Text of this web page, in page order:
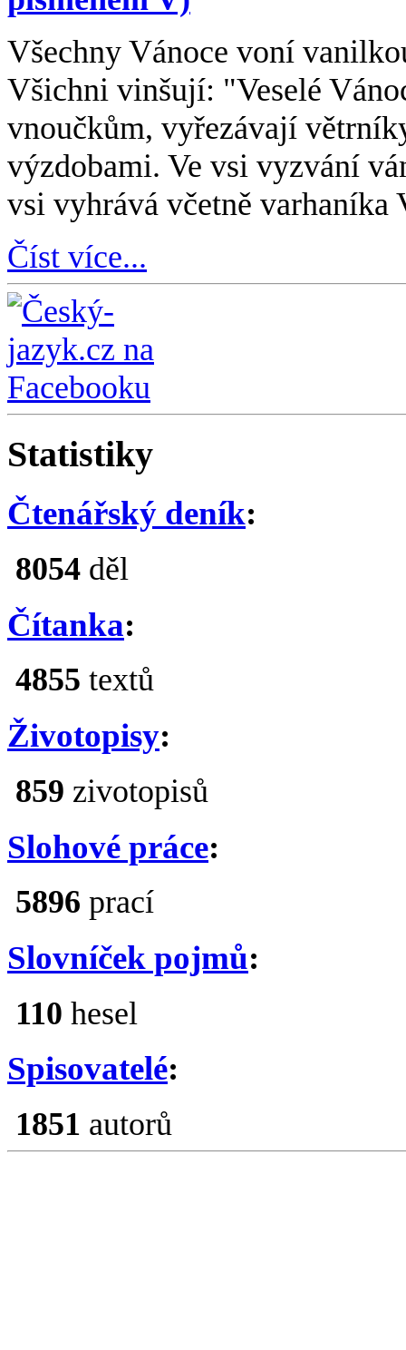
Všechny Vánoce voní
Všichni vinšují: "Veselé
vnoučkům, vyřezávají
výzdobami. Ve vsi vyzvání
vsi vyhrává včetně varhaníka
Číst více...
Statistiky
Čtenářský deník:
8054 děl
Čítanka:
4855 textů
Životopisy:
859 zivotopisů
Slohové práce:
5896 prací
Slovníček pojmů:
110 hesel
Spisovatelé:
1851 autorů